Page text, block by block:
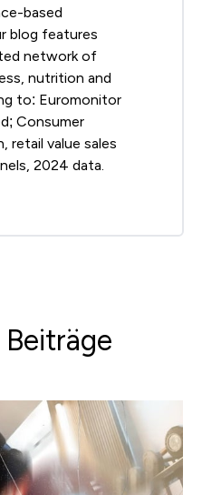
based
blog features
network of
nutrition and
to: Euromonitor
Consumer
retail value sales
2024 data.